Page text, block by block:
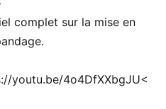
complet sur la mise en
youtu.be/4o4DfXXbgJU<